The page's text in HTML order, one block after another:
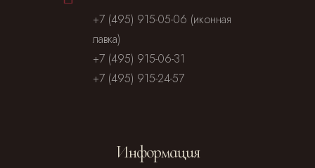
+7 (495) 915-05-06 (иконная
лавка)
+7 (495) 915-06-31
+7 (495) 915-24-57
Информация